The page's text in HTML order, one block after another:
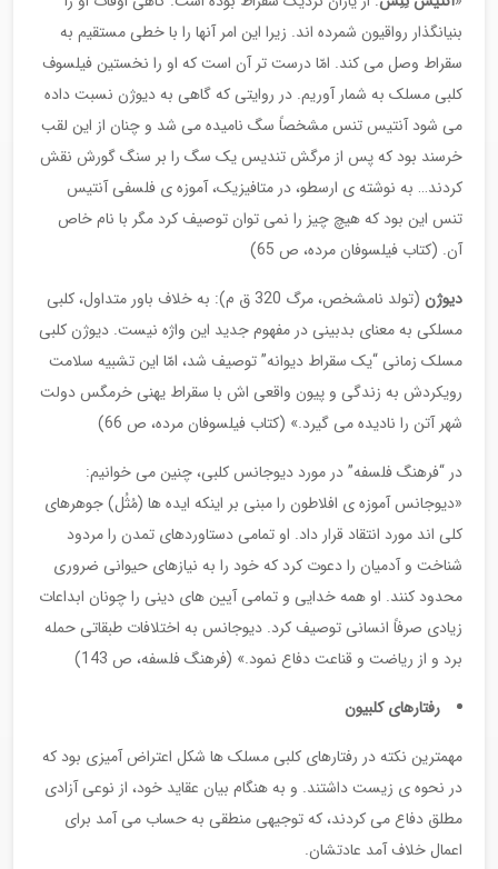
بنیانگذار رواقیون شمرده اند. زیرا این امر آنها را با خطی مستقیم به
سقراط وصل می کند. امّا درست تر آن است که او را نخستین فیلسوف
کلبی مسلک به شمار آوریم. در روایتی که گاهی به دیوژن نسبت داده
می شود آنتیس تنس مشخصاً سگ نامیده می شد و چنان از این لقب
خرسند بود که پس از مرگش تندیس یک سگ را بر سنگ گورش نقش
کردند… به نوشته ی ارسطو، در متافیزیک، آموزه ی فلسفی آنتیس
تنس این بود که هیچ چیز را نمی توان توصیف کرد مگر با نام خاص
آن. (کتاب فیلسوفان مرده، ص 65)
دیوژن
(تولد نامشخص، مرگ 320 ق م): به خلاف باور متداول، کلبی
مسلکی به معنای بدبینی در مفهوم جدید این واژه نیست. دیوژن کلبی
مسلک زمانی “یک سقراط دیوانه” توصیف شد، امّا این تشبیه سلامت
رویکردش به زندگی و پیون واقعی اش با سقراط یهنی خرمگس دولت
شهر آتن را نادیده می گیرد.» (کتاب فیلسوفان مرده، ص 66)
در “فرهنگ فلسفه” در مورد دیوجانس کلبی، چنین می خوانیم:
«دیوجانس آموزه ی افلاطون را مبنی بر اینکه ایده ها (مُثُل) جوهرهای
کلی اند مورد انتقاد قرار داد. او تمامی دستاوردهای تمدن را مردود
شناخت و آدمیان را دعوت کرد که خود را به نیازهای حیوانی ضروری
محدود کنند. او همه خدایی و تمامی آیین های دینی را چونان ابداعات
زیادی صرفاً انسانی توصیف کرد. دیوجانس به اختلافات طبقاتی حمله
برد و از ریاضت و قناعت دفاع نمود.» (فرهنگ فلسفه، ص 143)
رفتارهای کلبیون
مهمترین نکته در رفتارهای کلبی مسلک ها شکل اعتراض آمیزی بود که
در نحوه ی زیست داشتند. و به هنگام بیان عقاید خود، از نوعی آزادی
مطلق دفاع می کردند، که توجیهی منطقی به حساب می آمد برای
اعمال خلاف آمد عادتشان.